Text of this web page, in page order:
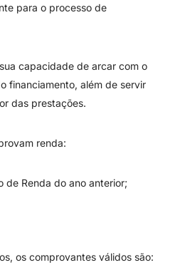
para o processo de
capacidade de arcar com o
financiamento, além de servir
das prestações.
renda:
de Renda do ano anterior;
os comprovantes válidos são: